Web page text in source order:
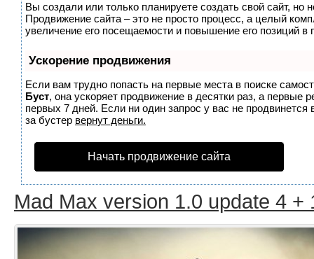
Вы создали или только планируете создать свой сайт, но
Продвижение сайта – это не просто процесс, а целый
увеличение его посещаемости и повышение его позиций в
Ускорение продвижения
Если вам трудно попасть на первые места в поиске
Буст, она ускоряет продвижение в десятки раз, а первые
первых 7 дней. Если ни один запрос у вас не продвинется
за бустер вернут деньги.
Начать продвижение сайта
Mad Max version 1.0 update 4 +